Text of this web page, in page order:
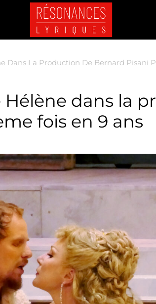
Dans La Production De Bernard Pisani
Hélène dans la
fois en 9 ans